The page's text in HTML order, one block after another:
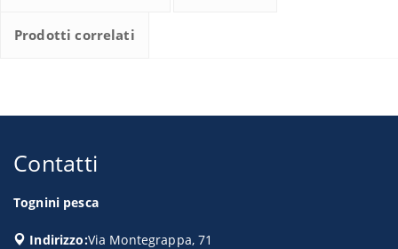
Prodotti correlati
Contatti
Tognini pesca
Indirizzo:Via Montegrappa, 71